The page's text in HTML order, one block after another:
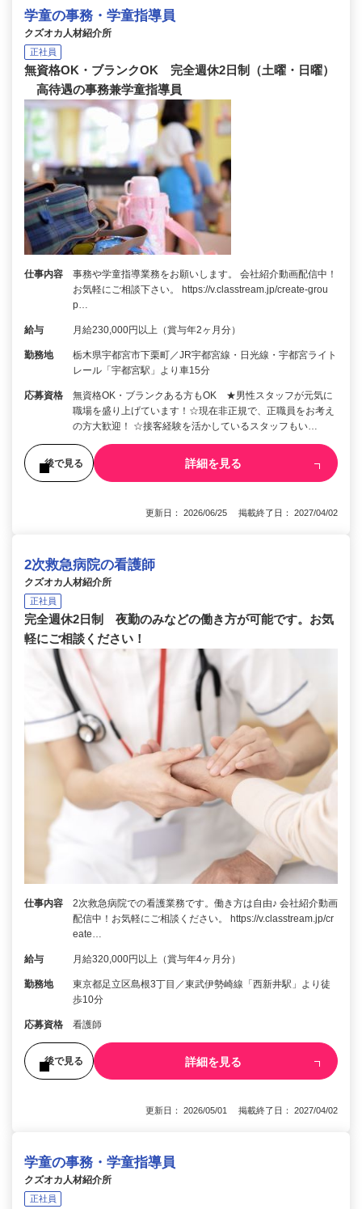
学童の事務・学童指導員
クズオカ人材紹介所
正社員
無資格OK・ブランクOK 完全週休2日制（土曜・日曜）
高待遇の事務兼学童指導員
仕事内容
事務や学童指導業務をお願いします。 会社紹介動画配信中！
お気軽にご相談下さい。 https://v.classtream.jp/create-grou
p…
給与 月給230,000円以上（賞与年2ヶ月分）
勤務地
栃木県宇都宮市下栗町／JR宇都宮線・日光線・宇都宮ライト
レール「宇都宮駅」より車15分
応募資格
無資格OK・ブランクある方もOK ★男性スタッフが元気に
職場を盛り上げています！☆現在非正規で、正職員をお考え
の方大歓迎！ ☆接客経験を活かしているスタッフもい…
後で見る 詳細を見る
更新日： 2026/06/25 掲載終了日： 2027/04/02
2次救急病院の看護師
クズオカ人材紹介所
正社員
完全週休2日制 夜勤のみなどの働き方が可能です。お気
軽にご相談ください！
仕事内容
2次救急病院での看護業務です。働き方は自由♪ 会社紹介動画
配信中！お気軽にご相談ください。 https://v.classtream.jp/cr
eate…
給与 月給320,000円以上（賞与年4ヶ月分）
勤務地
東京都足立区島根3丁目／東武伊勢崎線「西新井駅」より徒
歩10分
応募資格 看護師
後で見る 詳細を見る
更新日： 2026/05/01 掲載終了日： 2027/04/02
学童の事務・学童指導員
クズオカ人材紹介所
正社員